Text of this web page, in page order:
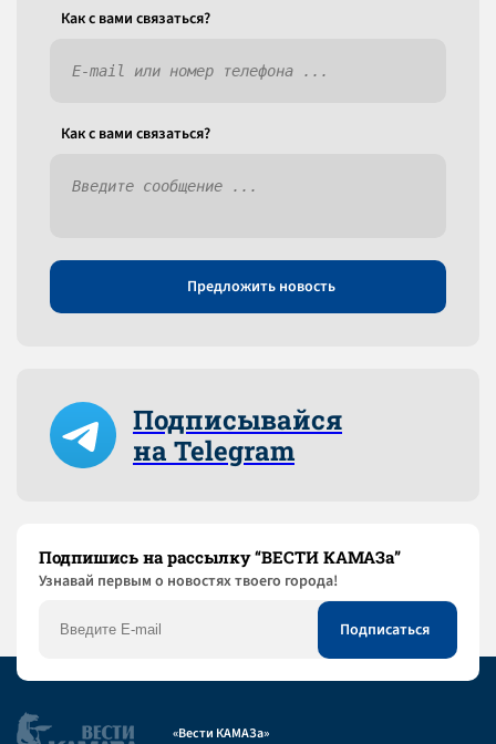
Как c вами связаться?
Как c вами связаться?
Предложить новость
Подписывайся
на Telegram
Подпишись на рассылку “ВЕСТИ КАМАЗа”
Узнaвай первым о новостях твоего города!
«Вести КАМАЗа»